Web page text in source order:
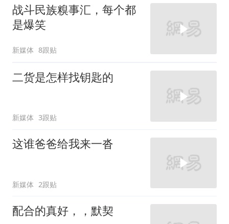
战斗民族糗事汇，每个都
是爆笑
新媒体 8跟贴
二货是怎样找钥匙的
新媒体 3跟贴
这谁爸爸给我来一沓
新媒体 2跟贴
配合的真好，，默契